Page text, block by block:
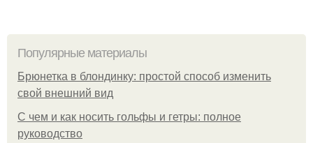
Популярные материалы
Брюнетка в блондинку: простой способ изменить
свой внешний вид
С чем и как носить гольфы и гетры: полное
руководство